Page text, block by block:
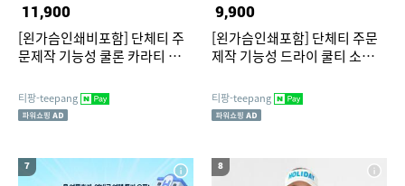
11,900
[왼가슴인쇄비포함] 단체티 주
문제작 기능성 쿨론 카라티 회사
티팡-teepang
9,900
[왼가슴인쇄포함] 단체티 주문
제작 기능성 드라이 쿨티 소량
티팡-teepang
7 8